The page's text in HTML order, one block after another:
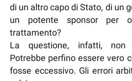
di un altro capo di Stato, di un
un potente sponsor per
trattamento?
La questione, infatti, non
Potrebbe perfino essere vero
fosse eccessivo. Gli errori